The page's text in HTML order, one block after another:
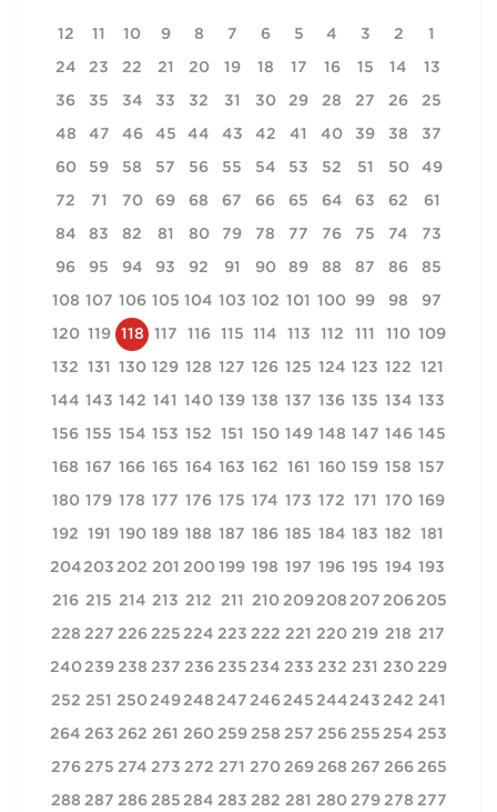
1
2
3
4
5
6
7
8
9
10
11
12
13
14
15
16
17
18
19
20
21
22
23
24
25
26
27
28
29
30
31
32
33
34
35
36
37
38
39
40
41
42
43
44
45
46
47
48
49
50
51
52
53
54
55
56
57
58
59
60
61
62
63
64
65
66
67
68
69
70
71
72
73
74
75
76
77
78
79
80
81
82
83
84
85
86
87
88
89
90
91
92
93
94
95
96
97
98
99
100
101
102
103
104
105
106
107
108
109
110
111
112
113
114
115
116
117
118
119
120
121
122
123
124
125
126
127
128
129
130
131
132
133
134
135
136
137
138
139
140
141
142
143
144
145
146
147
148
149
150
151
152
153
154
155
156
157
158
159
160
161
162
163
164
165
166
167
168
169
170
171
172
173
174
175
176
177
178
179
180
181
182
183
184
185
186
187
188
189
190
191
192
193
194
195
196
197
198
199
200
201
202
203
204
205
206
207
208
209
210
211
212
213
214
215
216
217
218
219
220
221
222
223
224
225
226
227
228
229
230
231
232
233
234
235
236
237
238
239
240
241
242
243
244
245
246
247
248
249
250
251
252
253
254
255
256
257
258
259
260
261
262
263
264
265
266
267
268
269
270
271
272
273
274
275
276
277
278
279
280
281
282
283
284
285
286
287
288